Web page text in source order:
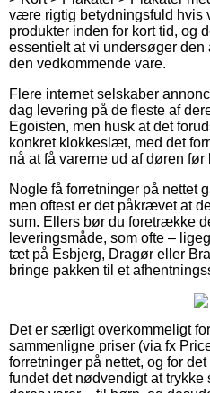
være rigtig betydningsfuld hvis
produkter inden for kort tid, og
essentielt at vi undersøger
den vedkommende vare.
Flere internet selskaber
dag levering på de fleste af
Egoisten, men husk at det
konkret klokkeslæt, med det
nå at få varerne ud af døren
Nogle få forretninger på nettet
men oftest er det påkrævet at
sum. Ellers bør du foretrække
leveringsmåde, som ofte –
tæt på Esbjerg, Dragør eller
bringe pakken til et
Det er særligt overkommeligt
sammenligne priser (via fx
forretninger på nettet, og for
fundet det nødvendigt at